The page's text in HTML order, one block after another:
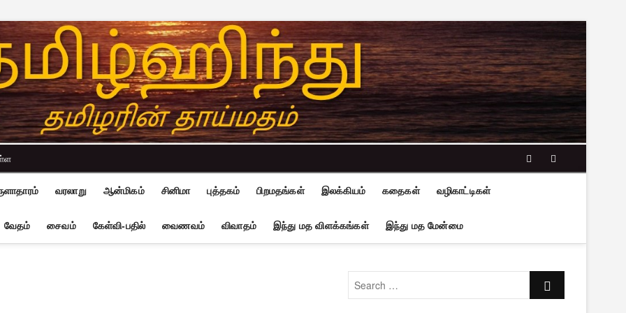
facebooktwitter
வரலாறு ஆன்மிகம் சினிமா புத்தகம் பிறமதங்கள் இலக்கியம் கதைகள் வழிகாட்டிகள்
வேதம் சைவம் கேள்வி-பதில் வைணவம் விவாதம் இந்து மத விளக்கங்கள் இந்து மத மேன்மை